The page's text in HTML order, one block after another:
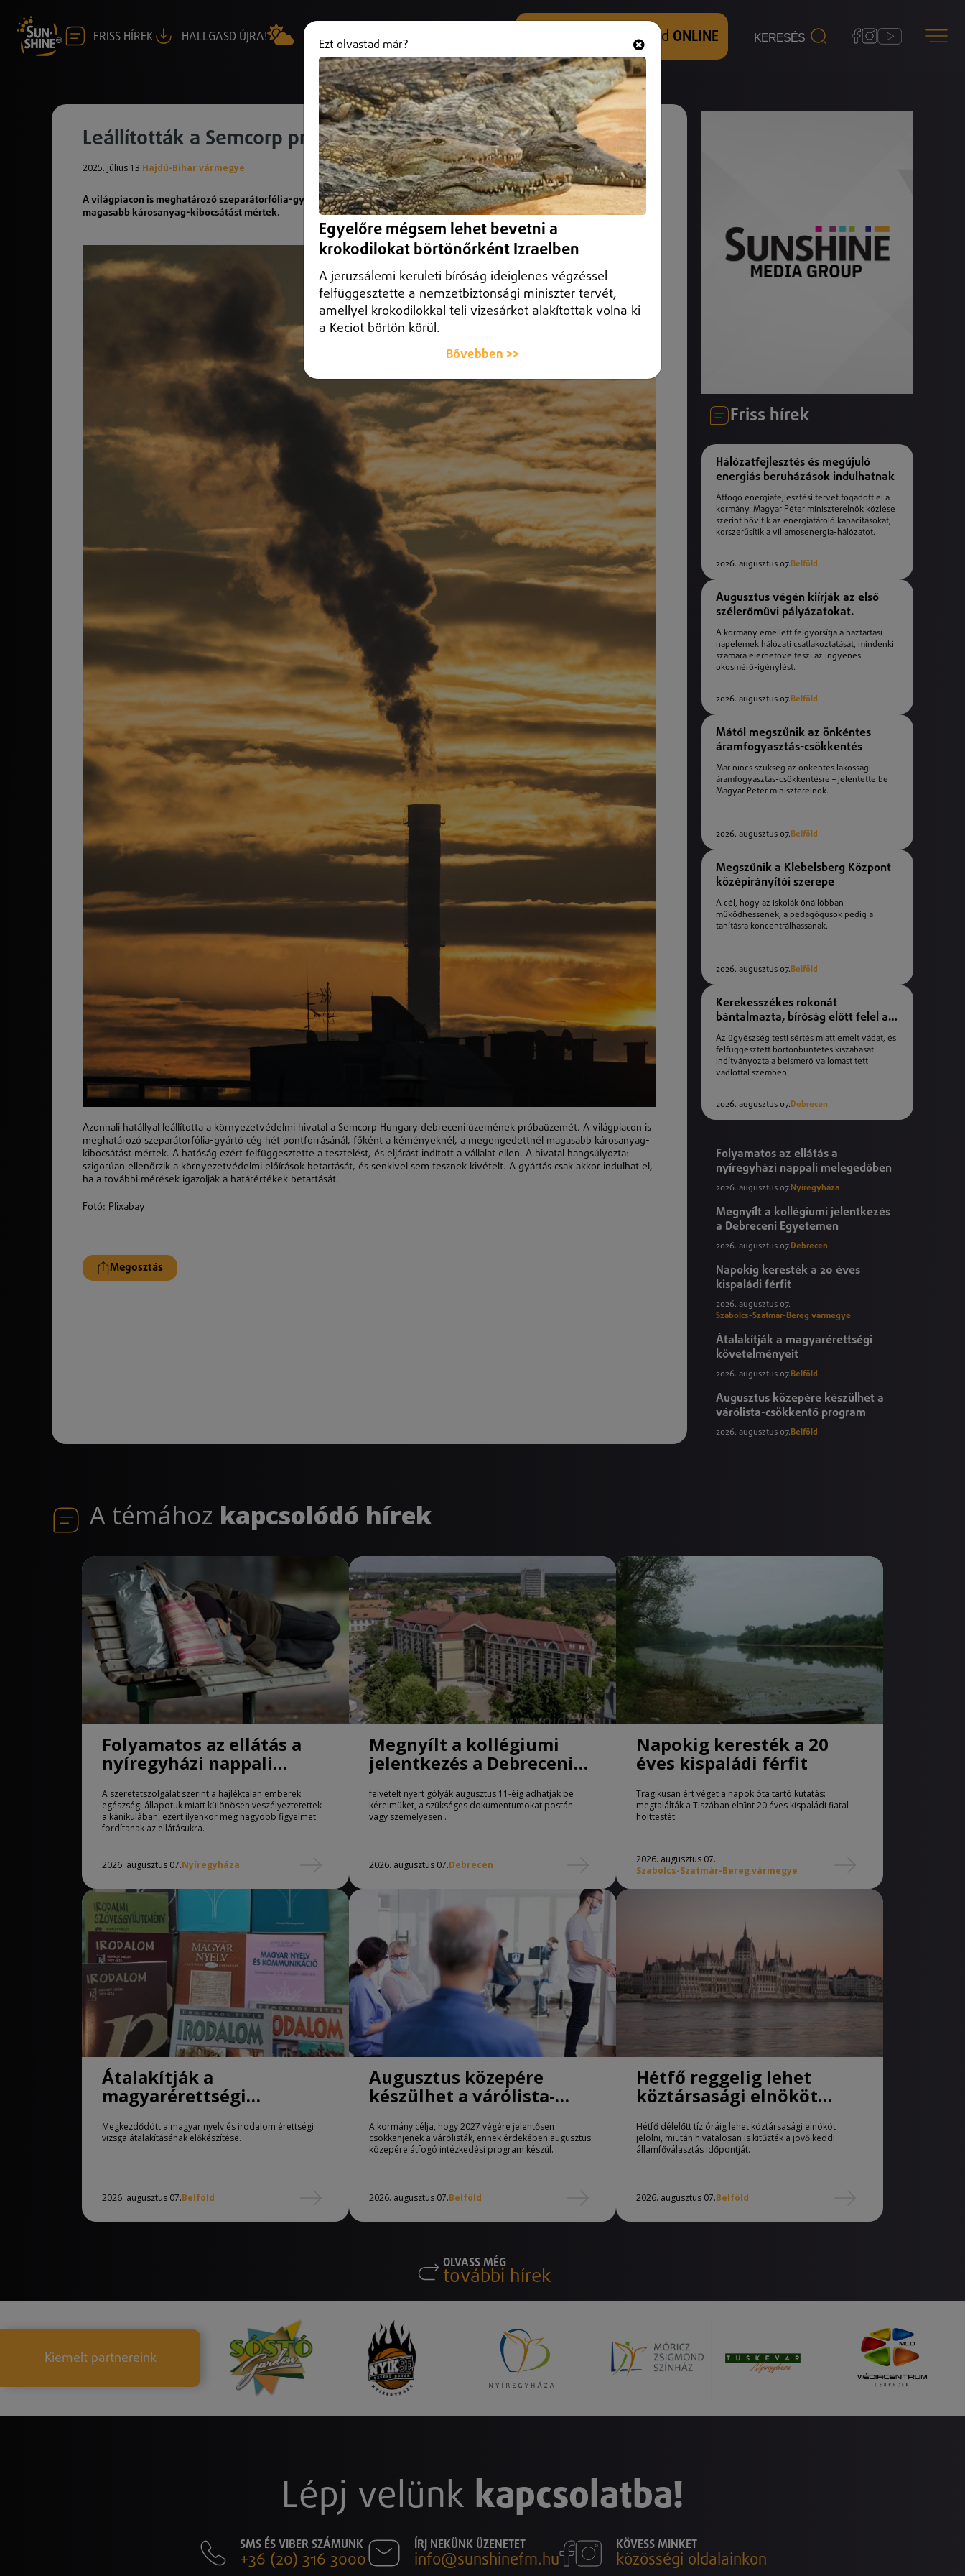
FRISS HÍREK HALLGASD ÚJRA! +36 (20) 316 3000 Hallgasd és nézd ONLINE
Leállították a Semcorp próbaüzemét Debrecenben
2025. július 13.Hajdú-Bihar vármegye
A világpiacon is meghatározó szeparátorfólia-gyártó cég hét pontforrásánál, főként a kéményeknél, a megengedettnél
magasabb károsanyag-kibocsátást mértek.
Azonnali hatállyal leállította a környezetvédelmi hivatal a Semcorp Hungary debreceni üzemének próbaüzemét. A világpiacon is
meghatározó szeparátorfólia-gyártó cég hét pontforrásánál, főként a kéményeknél, a megengedettnél magasabb károsanyag-
kibocsátást mértek. A hatóság ezért felfüggesztette a tesztelést, és eljárást indított a vállalat ellen. A hivatal hangsúlyozta:
szigorúan ellenőrzik a környezetvédelmi előírások betartását, és senkivel sem tesznek kivételt. A gyártás csak akkor indulhat el,
ha a további mérések igazolják a határértékek betartását.
Fotó: PIixabay
Megosztás
Friss hírek
Hálózatfejlesztés és megújuló
energiás beruházások indulhatnak
Átfogó energiafejlesztési tervet fogadott el a
kormány. Magyar Péter miniszterelnök közlése
szerint bővítik az energiatároló kapacitásokat,
korszerűsítik a villamosenergia-hálózatot.
2026. augusztus 07.Belföld
Augusztus végén kiírják az első
szélerőművi pályázatokat.
A kormány emellett felgyorsítja a háztartási
napelemek hálózati csatlakoztatását, mindenki
számára elérhetővé teszi az ingyenes
okosmérő-igénylést.
2026. augusztus 07.Belföld
Mától megszűnik az önkéntes
áramfogyasztás-csökkentés
Már nincs szükség az önkéntes lakossági
áramfogyasztás-csökkentésre – jelentette be
Magyar Péter miniszterelnök.
2026. augusztus 07.Belföld
Megszűnik a Klebelsberg Központ
középirányítói szerepe
A cél, hogy az iskolák önállóbban
működhessenek, a pedagógusok pedig a
tanításra koncentrálhassanak.
2026. augusztus 07.Belföld
Kerekesszékes rokonát
bántalmazta, bíróság előtt felel a
férfi
Az ügyészség testi sértés miatt emelt vádat, és
felfüggesztett börtönbüntetés kiszabását
indítványozta a beismerő vallomást tett
vádlottal szemben.
2026. augusztus 07.Debrecen
Folyamatos az ellátás a
nyíregyházi nappali melegedőben
2026. augusztus 07. Nyíregyháza
Megnyílt a kollégiumi jelentkezés
a Debreceni Egyetemen
2026. augusztus 07.Debrecen
Napokig keresték a 20 éves
kispaládi férfit
2026. augusztus 07.
Szabolcs-Szatmár-Bereg vármegye
Átalakítják a magyarérettségi
követelményeit
2026. augusztus 07.Belföld
Augusztus közepére készülhet a
várólista-csökkentő program
2026. augusztus 07.Belföld
A témához kapcsolódó hírek
Folyamatos az ellátás a
nyíregyházi nappali
melegedőben
A szeretetszolgálat szerint a hajléktalan emberek
egészségi állapotuk miatt különösen veszélyeztetettek
a kánikulában, ezért ilyenkor még nagyobb figyelmet
fordítanak az ellátásukra.
2026. augusztus 07.Nyíregyháza
Megnyílt a kollégiumi
jelentkezés a Debreceni
Egyetemen
felvételt nyert gólyák augusztus 11-éig adhatják be
kérelmüket, a szükséges dokumentumokat postán
vagy személyesen .
2026. augusztus 07.Debrecen
Napokig keresték a 20
éves kispaládi férfit
Tragikusan ért véget a napok óta tartó kutatás:
megtalálták a Tiszában eltűnt 20 éves kispaládi fiatal
holttestét.
2026. augusztus 07.
Szabolcs-Szatmár-Bereg vármegye
Átalakítják a
magyarérettségi
követelményeit
Megkezdődött a magyar nyelv és irodalom érettségi
vizsga átalakításának előkészítése.
2026. augusztus 07.Belföld
Augusztus közepére
készülhet a várólista-
A kormány célja, hogy 2027 végére jelentősen
csökkenjenek a várólisták, ennek érdekében augusztus
közepére átfogó intézkedési program készül.
2026. augusztus 07.Belföld
Hétfő reggelig lehet
köztársasági elnököt
Hétfő délelőtt tíz óráig lehet köztársasági elnököt
jelölni, miután hivatalosan is kitűzték a jövő keddi
államfőválasztás időpontját.
2026. augusztus 07.Belföld
OLVASS MÉG
további hírek
Kiemelt partnereink
Lépj velünk kapcsolatba!
SMS ÉS VIBER SZÁMUNK
+36 (20) 316 3000
ÍRJ NEKÜNK ÜZENETET
info@sunshinefm.hu
KÖVESS MINKET
közösségi oldalainkon
Ezt olvastad már?
Egyelőre mégsem lehet bevetni a
krokodilokat börtönőrként Izraelben
A jeruzsálemi kerületi bíróság ideiglenes végzéssel
felfüggesztette a nemzetbiztonsági miniszter tervét,
amellyel krokodilokkal teli vizesárkot alakítottak volna ki
a Keciot börtön körül.
Bővebben >>